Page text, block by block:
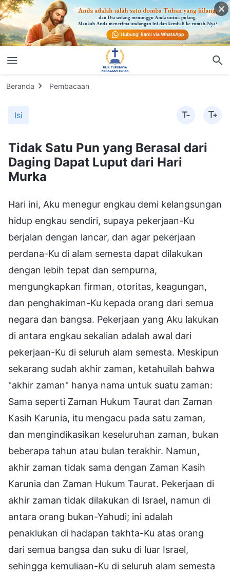
Beranda Pembacaan
Isi
Tidak Satu Pun yang Berasal dari
Daging Dapat Luput dari Hari
Murka
Hari ini, Aku menegur engkau demi kelangsungan
hidup engkau sendiri, supaya pekerjaan-Ku
berjalan dengan lancar, dan agar pekerjaan
perdana-Ku di alam semesta dapat dilakukan
dengan lebih tepat dan sempurna,
mengungkapkan firman, otoritas, keagungan,
dan penghakiman-Ku kepada orang dari semua
negara dan bangsa. Pekerjaan yang Aku lakukan
di antara engkau sekalian adalah awal dari
pekerjaan-Ku di seluruh alam semesta. Meskipun
sekarang sudah akhir zaman, ketahuilah bahwa
"akhir zaman" hanya nama untuk suatu zaman:
Sama seperti Zaman Hukum Taurat dan Zaman
Kasih Karunia, itu mengacu pada satu zaman,
dan mengindikasikan keseluruhan zaman, bukan
beberapa tahun atau bulan terakhir. Namun,
akhir zaman tidak sama dengan Zaman Kasih
Karunia dan Zaman Hukum Taurat. Pekerjaan di
akhir zaman tidak dilakukan di Israel, namun di
antara orang bukan-Yahudi; ini adalah
penaklukan di hadapan takhta-Ku atas orang
dari semua bangsa dan suku di luar Israel,
sehingga kemuliaan-Ku di seluruh alam semesta